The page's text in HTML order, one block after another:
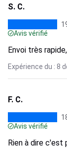
S. C.
Avis vérifié
Envoi très
Expérience du : 8
F. C.
Avis vérifié
Rien à dire c'est